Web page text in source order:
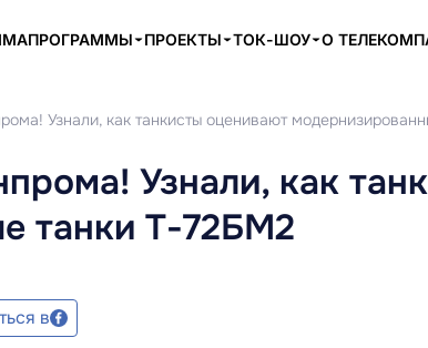
ПРОГРАММЫ ПРОЕКТЫ ТОК-ШОУ О
Узнали, как танкисты оценивают
Узнали, как
танки Т-72БМ2
в